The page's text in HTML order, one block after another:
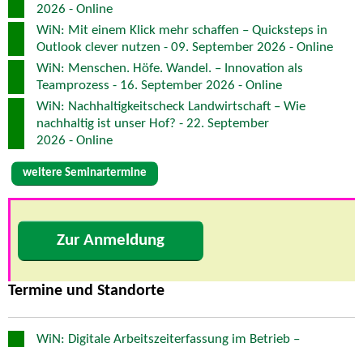
2026 - Online
WiN: Mit einem Klick mehr schaffen – Quicksteps in
Outlook clever nutzen - 09. September 2026 - Online
WiN: Menschen. Höfe. Wandel. – Innovation als
Teamprozess - 16. September 2026 - Online
WiN: Nachhaltigkeitscheck Landwirtschaft – Wie
nachhaltig ist unser Hof? - 22. September
2026 - Online
weitere Seminartermine
Zur Anmeldung
Termine und Standorte
WiN: Digitale Arbeitszeiterfassung im Betrieb –